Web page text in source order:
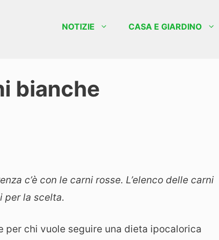
NOTIZIE CASA E GIARDINO
bianche
c’è con le carni rosse. L’elenco delle carni
per la scelta.
per chi vuole seguire una dieta ipocalorica